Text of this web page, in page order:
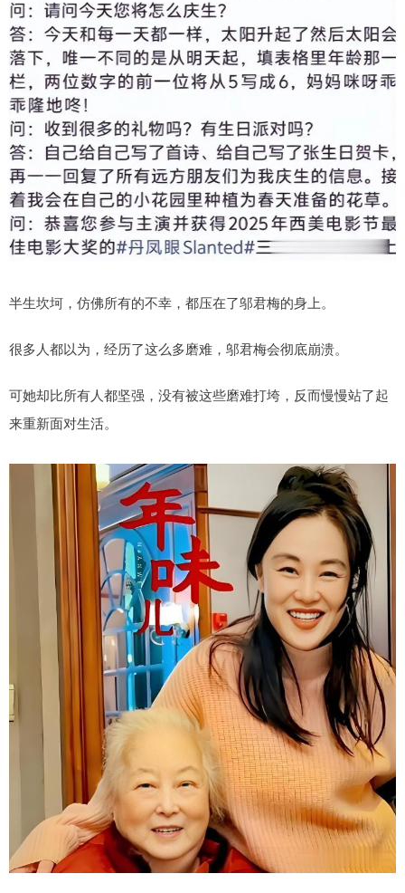
半生坎坷，仿佛所有的不幸，都压在了邬君梅的身上。
很多人都以为，经历了这么多磨难，邬君梅会彻底崩溃。
可她却比所有人都坚强，没有被这些磨难打垮，反而慢慢站了起
来重新面对生活。